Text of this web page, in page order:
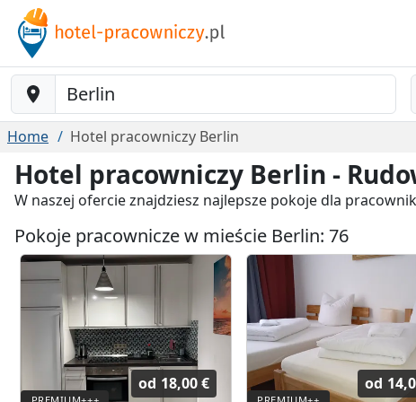
Baustelle-Location
Home Hotel pracowniczy Berlin
Hotel pracowniczy Berlin -
W naszej ofercie znajdziesz najlepsze pokoje dla
Pokoje pracownicze w mieście Berlin: 76
od 18,00 € od